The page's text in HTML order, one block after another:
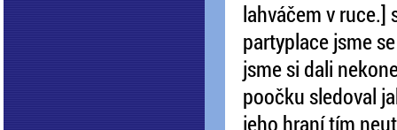
lahváčem v ruce.]
partyplace jsme
jsme si dali
poočku sledoval
jeho hraní tím